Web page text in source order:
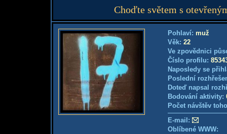
Choďte světem s
Pohlaví: muž
Věk: 22
Ve zpovědnici
Číslo profilu:
Naposledy se
Poslední
Doteď napsal
Bodování aktivity:
Počet návštěv
E-mail:
Oblíbené WWW: